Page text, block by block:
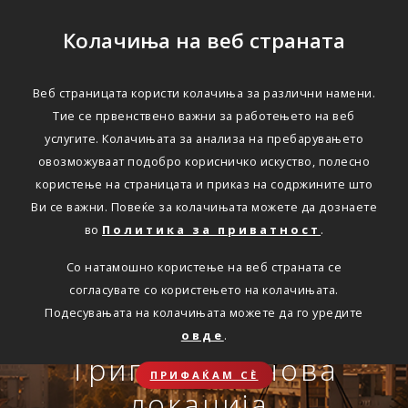
Колачиња на веб страната
Веб страницата користи колачиња за различни намени.
Тие се првенствено важни за работењето на веб
услугите. Колачињата за анализа на пребарувањето
овозможуваат подобро корисничко искуство, полесно
користење на страницата и приказ на содржините што
Ви се важни. Повеќе за колачињата можете да дознаете
во Политика за приватност .
Со натамошно користење на веб страната се
согласувате со користењето на колачињата.
Подесувањата на колачињата можете да го уредите
овде .
ПРИФАЌАМ СЀ
Триглав на нова
Сѐ ќе биде во ред
Совет, информација или инспирација за секоја животна
Онлајн пријава на
осигурен случај преку
OneID
Travel Smart и Travel
Smart Plus
Едноставно преку
интернет
АВТОМОБИЛСКА ОДГОВОРНОСТ
Oнлајн обнова на осигурување.
ЗДРАВСТВЕНО ПАТНИЧКО